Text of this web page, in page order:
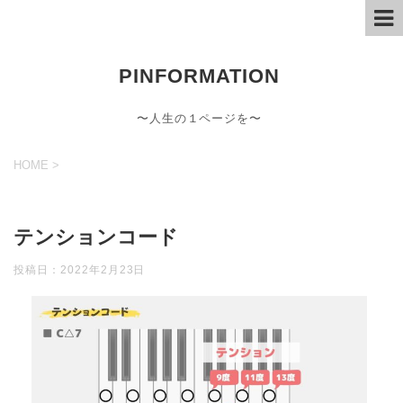
PINFORMATION
〜人生の１ページを〜
HOME >
テンションコード
投稿日： 2022年2月23日